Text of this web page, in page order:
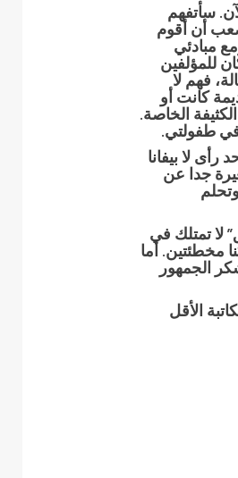
سأتفهم
أن أقوم
مبادئي
للمؤلفين
فهم لا
كانت أو
الخاصة.
في طفولتي.
لا بيفانا
جدا عن
لا تمتلك في
مخطئتين. أما
الجمهور
الأقل